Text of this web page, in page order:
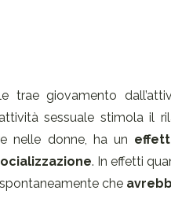
trae giovamento
sessuale stimola il
nelle donne, ha un
. In effetti
che